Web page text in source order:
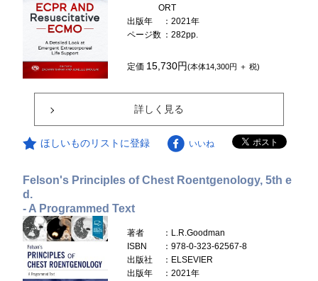
ORT
出版年
：2021年
ページ数 ：282pp.
定価 15,730円(本体14,300円 ＋ 税)
詳しく見る
ほしいものリストに登録 いいね
Felson's Principles of Chest Roentgenology, 5th e
d.
- A Programmed Text
著者
：L.R.Goodman
ISBN
：978-0-323-62567-8
出版社
：ELSEVIER
出版年
：2021年